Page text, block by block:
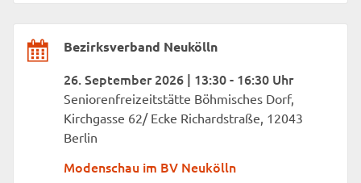
Bezirksverband Neukölln
26. September 2026 | 13:30 - 16:30 Uhr
Seniorenfreizeitstätte Böhmisches Dorf,
Kirchgasse 62/ Ecke Richardstraße, 12043
Berlin
Modenschau im BV Neukölln